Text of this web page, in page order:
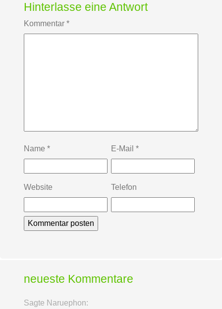
Hinterlasse eine Antwort
Kommentar *
Name * E-Mail *
Website Telefon
neueste Kommentare
Sagte Naruephon: